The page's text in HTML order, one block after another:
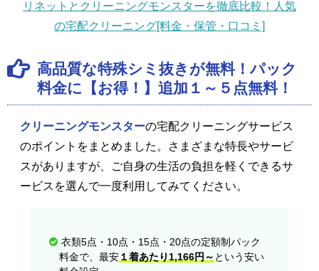
リネットとクリーニングモンスターを徹底比較！人気
の宅配クリーニング[料金・保管・口コミ]
高品質な特殊シミ抜きが無料！パック
料金に【お得！】追加１～５点無料！
クリーニングモンスターの宅配クリーニングサービス
のポイントをまとめました。さまざまな特長やサービ
スがありますが、ご自身の生活の負担を軽くできるサ
ービスを選んで一度利用してみてください。
衣類5点・10点・15点・20点の定額制パック
料金で、最安１着あたり1,166円～ という安い